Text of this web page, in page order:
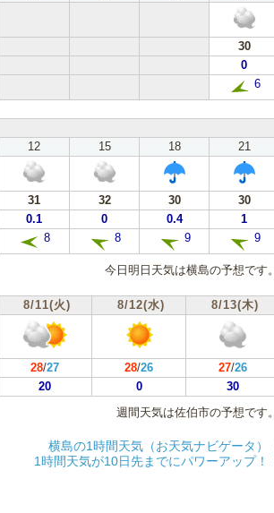
30
0
6
12 15 18
21
31 32 30
30
0.1 0 0.4
1
8 8 9 9
今日明日天気は横島の予想です。
8/11(火) 8/12(水) 8/13(木)
28/27 28/26 27/26
20 0
30
週間天気は佐伯市の予想です。
横島の1時間天気（お天気ナビゲータ）
1時間天気が10日先までにパワーアップ！